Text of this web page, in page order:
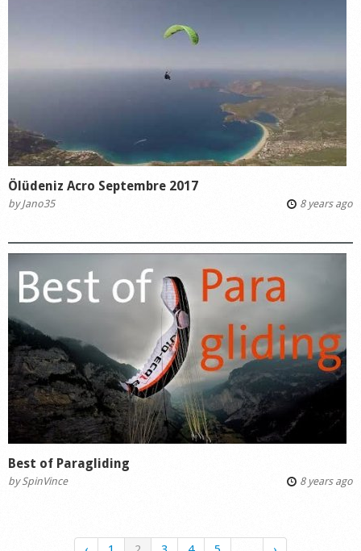
Ölüdeniz Acro Septembre 2017
byJano35 8 years ago
Best of Paragliding
bySpinVince 8 years ago